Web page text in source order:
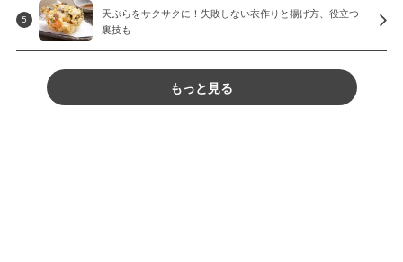
5
天ぷらをサクサクに！失敗しない衣作りと揚げ方、役立つ
裏技も
もっと見る